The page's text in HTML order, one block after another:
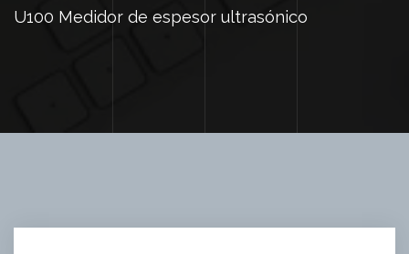
U100 Medidor de espesor ultrasónico